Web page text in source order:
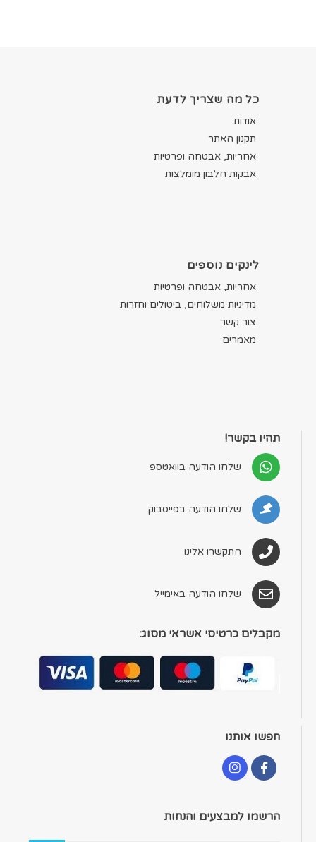
כל מה שצריך לדעת
אודות
תקנון האתר
אחריות, אבטחה ופרטיות
אבקות חלבון מומלצות
לינקים נוספים
אחריות, אבטחה ופרטיות
מדיניות משלוחים, ביטולים וחזרות
צור קשר
מאמרים
תהיו בקשר!
שלחו הודעה בוואטספ
שלחו הודעה בפייסבוק
התקשרו אלינו
שלחו הודעה באימייל
מקבלים כרטיסי אשראי מסוג:
חפשו אותנו
הרשמו למבצעים והנחות